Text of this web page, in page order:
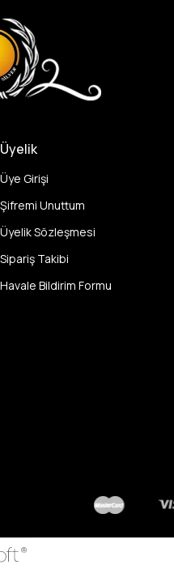
Üyelik
Üye Girişi
Şifremi Unuttum
Üyelik Sözleşmesi
Sipariş Takibi
Havale Bildirim Formu